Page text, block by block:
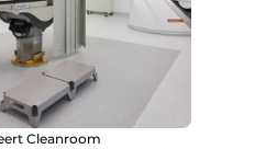
Cleanroom